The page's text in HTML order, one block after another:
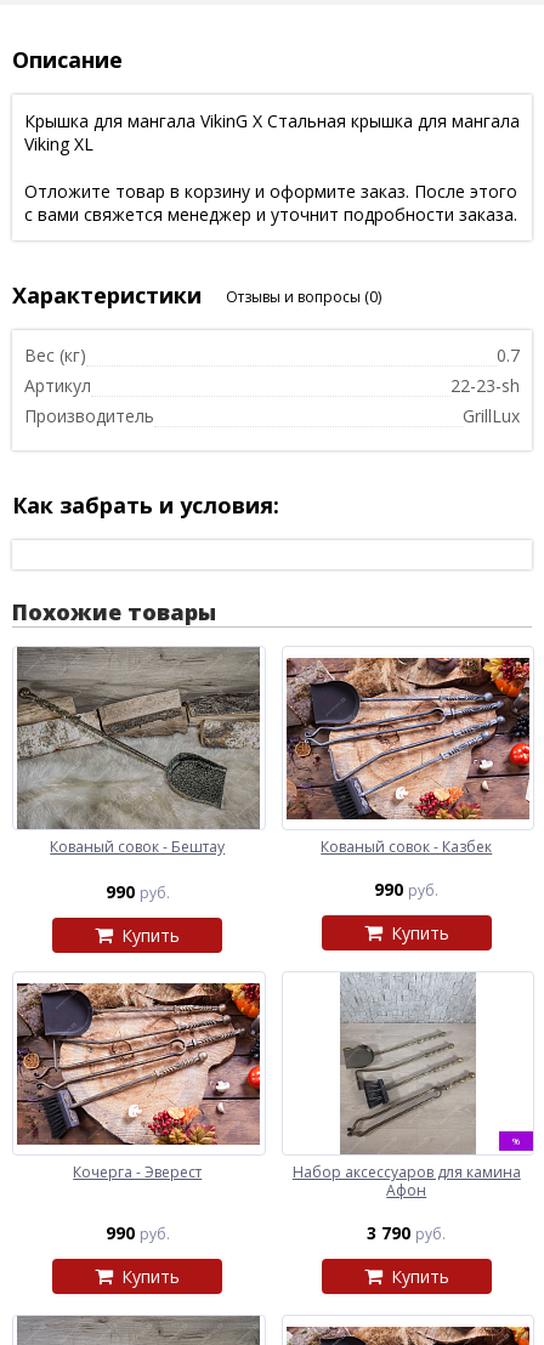
Описание
Крышка для мангала VikinG X Стальная крышка для мангала
Viking XL
Отложите товар в корзину и оформите заказ. После этого
с вами свяжется менеджер и уточнит подробности заказа.
Характеристики Отзывы и вопросы (0)
Вес (кг)
0.7
Артикул
22-23-sh
Производитель
GrillLux
Как забрать и условия:
Похожие товары
Кованый совок - Бештау
990 руб.
Купить
Кованый совок - Казбек
990 руб.
Купить
Кочерга - Эверест
990 руб.
Купить
%
Набор аксессуаров для камина
Афон
3 790 руб.
Купить